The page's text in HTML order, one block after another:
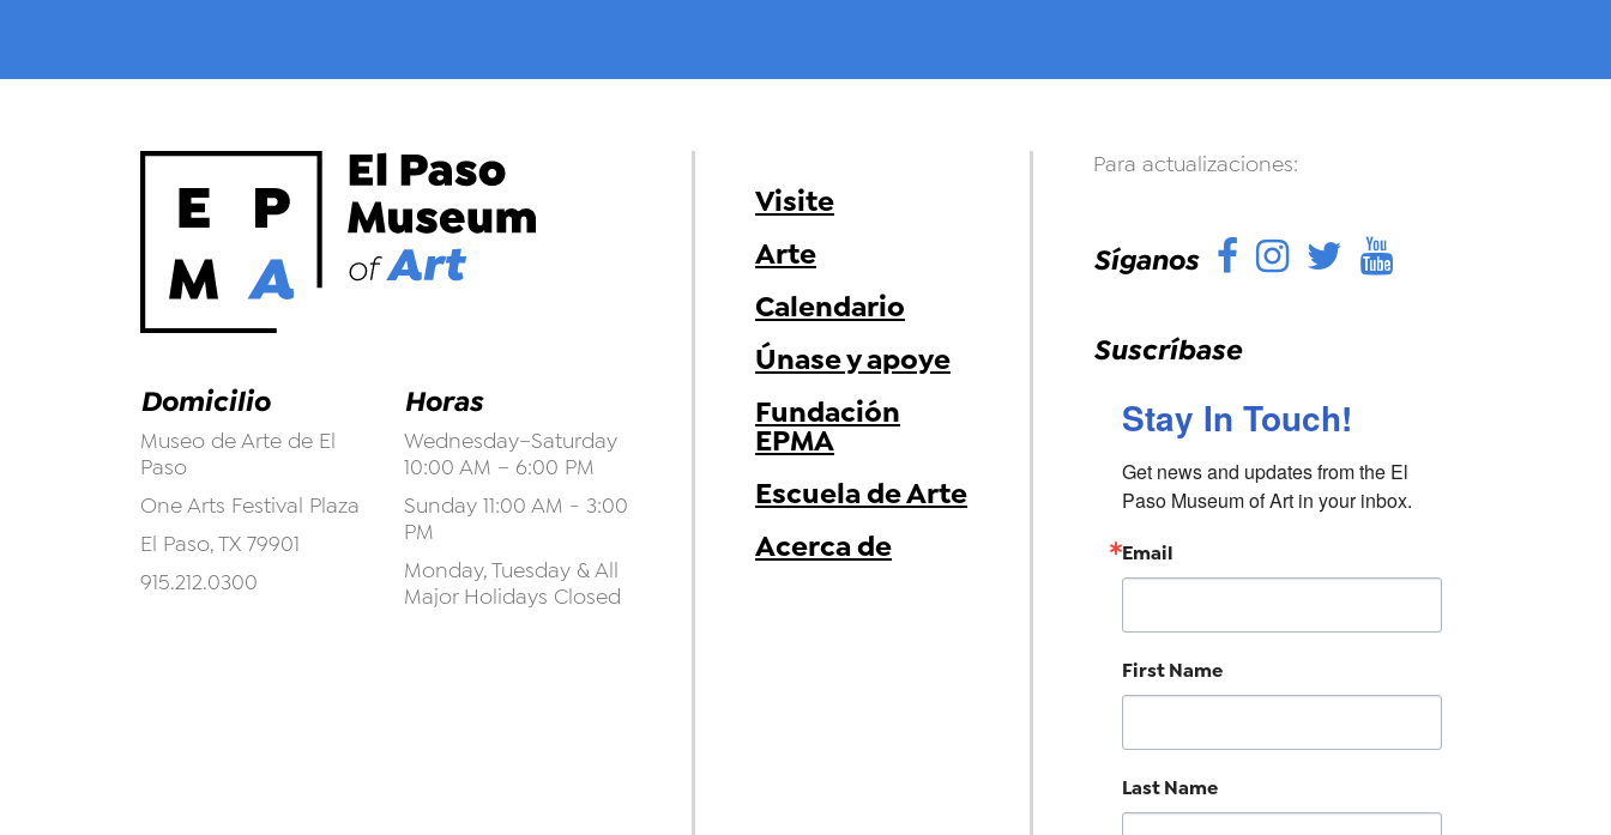
Domicilio
Museo de Arte de El
Paso
One Arts Festival Plaza
El Paso, TX 79901
915.212.0300
Horas
Wednesday–Saturday
10:00 AM – 6:00 PM
Sunday 11:00 AM - 3:00
PM
Monday, Tuesday & All
Major Holidays Closed
Visite
Arte
Calendario
Únase y apoye
Fundación
EPMA
Escuela de Arte
Acerca de
Para actualizaciones:
Síganos Facebook
Instagram
Twitter
YouTube
Suscríbase
Stay In Touch!
Get news and updates from the El
Paso Museum of Art in your inbox.
Email
First Name
Last Name